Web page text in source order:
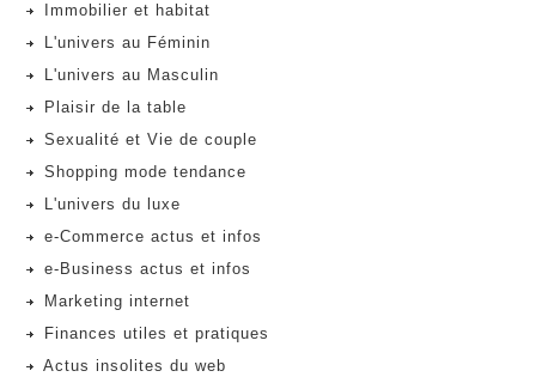
Immobilier et habitat
L'univers au Féminin
L'univers au Masculin
Plaisir de la table
Sexualité et Vie de couple
Shopping mode tendance
L'univers du luxe
e-Commerce actus et infos
e-Business actus et infos
Marketing internet
Finances utiles et pratiques
Actus insolites du web